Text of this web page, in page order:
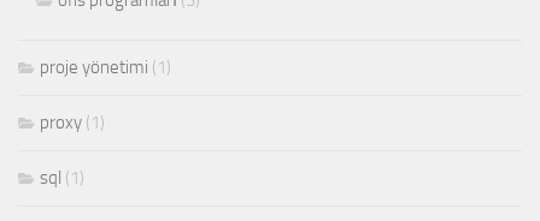
proje yönetimi (1)
proxy (1)
sql (1)